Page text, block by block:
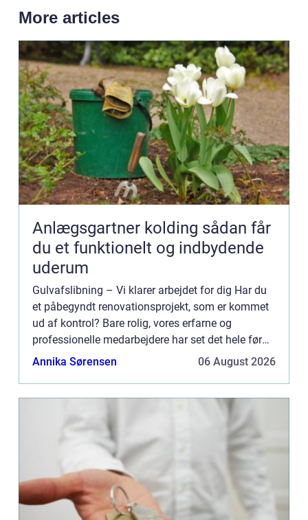
More articles
Anlægsgartner kolding sådan får
du et funktionelt og indbydende
uderum
Gulvafslibning – Vi klarer arbejdet for dig Har du
et påbegyndt renovationsprojekt, som er kommet
ud af kontrol? Bare rolig, vores erfarne og
professionelle medarbejdere har set det hele før
og er klar til at hjælpe dig videre. Med mange års
Annika Sørensen 06 August 2026